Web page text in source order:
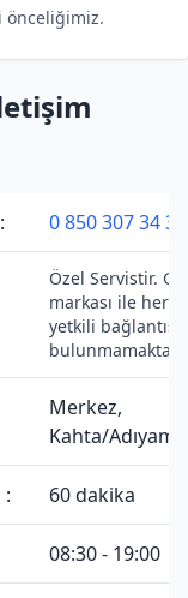
önceliğimiz.
0 850 307 34 38
Özel Servistir.
markası ile
yetkili bağlantısı
Merkez,
Kahta/
60 dakika
08:30 - 19:00